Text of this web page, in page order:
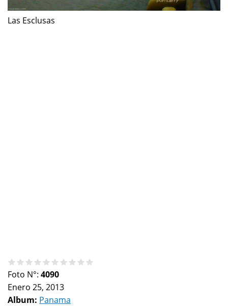
Las Esclusas
Foto N°: 4090
Enero 25, 2013
Album: Panama